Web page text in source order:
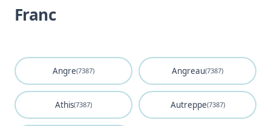
Franc
Angre(7387) Angreau(7387)
Athis(7387) Autreppe(7387)